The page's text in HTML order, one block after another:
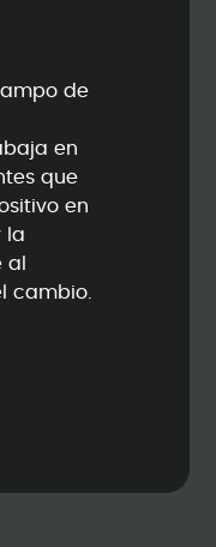
de
en
que
en
la
al
cambio.